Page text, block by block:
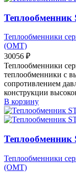
Теплообменник
Теплообменники
(OMT)
30056 ₽
Теплообменники
теплообменники с
сопротивлением
конструкции
В корзину
Теплообменник
Теплообменники
(OMT)